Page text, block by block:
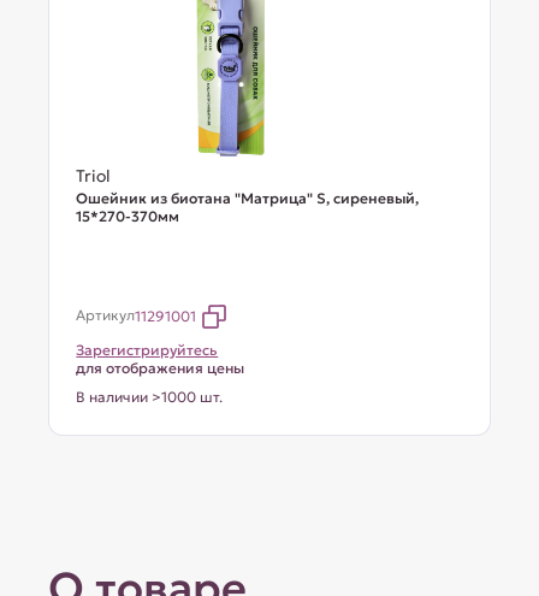
Triol
Ошейник из биотана "Матрица" S, сиреневый,
15*270-370мм
Артикул11291001
Зарегистрируйтесь
для отображения цены
В наличии >1000 шт.